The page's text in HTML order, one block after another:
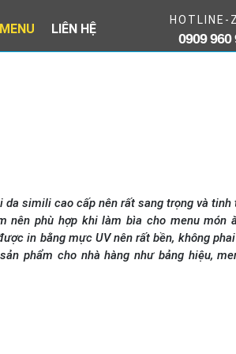
LIÊN HỆ
HOTLINE-
0909 960
simili cao cấp nên rất sang trọng và tinh
nên phù hợp khi làm bìa cho menu món
in bằng mực UV nên rất bền, không
phẩm cho nhà hàng như bảng hiệu,